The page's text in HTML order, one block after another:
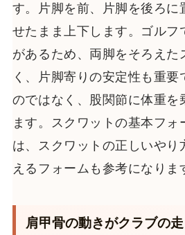
す。片脚を前、片脚を後ろに
せたまま上下します。ゴルフ
があるため、両脚をそろえた
く、片脚寄りの安定性も重要
のではなく、股関節に体重を
ます。スクワットの基本フ
は、スクワットの正しいやり
えるフォームも参考になりま
肩甲骨の動きがクラブの